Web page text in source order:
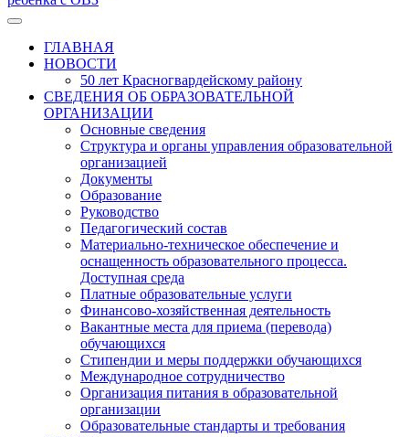
ГЛАВНАЯ
НОВОСТИ
50 лет Красногвардейскому району
СВЕДЕНИЯ ОБ ОБРАЗОВАТЕЛЬНОЙ
ОРГАНИЗАЦИИ
Основные сведения
Структура и органы управления образовательной
организацией
Документы
Образование
Руководство
Педагогический состав
Материально-техническое обеспечение и
оснащенность образовательного процесса.
Доступная среда
Платные образовательные услуги
Финансово-хозяйственная деятельность
Вакантные места для приема (перевода)
обучающихся
Стипендии и меры поддержки обучающихся
Международное сотрудничество
Организация питания в образовательной
организации
Образовательные стандарты и требования